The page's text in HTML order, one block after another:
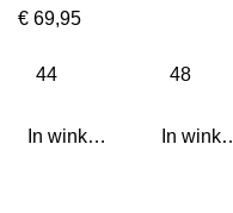
€ 69,95
In winkelwagen In